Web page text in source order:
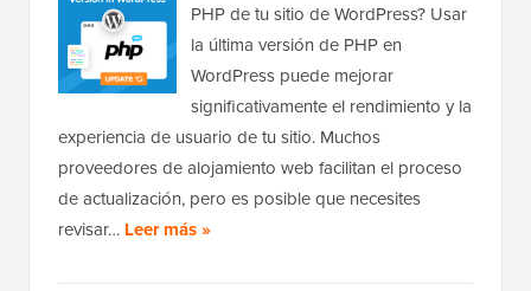
PHP de tu sitio de WordPress? Usar
la última versión de PHP en
WordPress puede mejorar
significativamente el rendimiento y la
experiencia de usuario de tu sitio. Muchos
proveedores de alojamiento web facilitan el proceso
de actualización, pero es posible que necesites
revisar… Leer más »